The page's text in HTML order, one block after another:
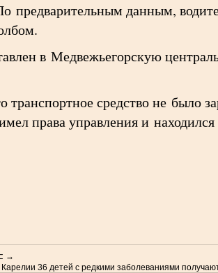
данным,
в Медвежьегорскую
средство не было
права управления и
→
Карелии 36 детей с редкими заболеваниями